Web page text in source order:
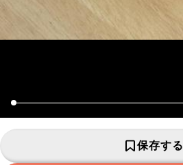
保存する